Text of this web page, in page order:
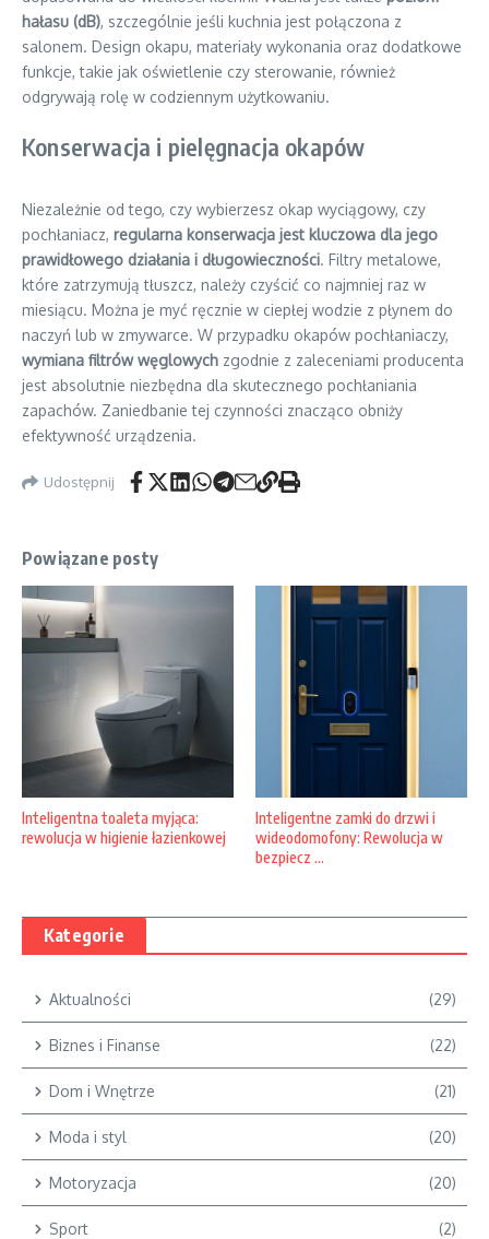
hałasu (dB), szczególnie jeśli kuchnia jest połączona z
salonem. Design okapu, materiały wykonania oraz dodatkowe
funkcje, takie jak oświetlenie czy sterowanie, również
odgrywają rolę w codziennym użytkowaniu.
Konserwacja i pielęgnacja okapów
Niezależnie od tego, czy wybierzesz okap wyciągowy, czy
pochłaniacz, regularna konserwacja jest kluczowa dla jego
prawidłowego działania i długowieczności. Filtry metalowe,
które zatrzymują tłuszcz, należy czyścić co najmniej raz w
miesiącu. Można je myć ręcznie w ciepłej wodzie z płynem do
naczyń lub w zmywarce. W przypadku okapów pochłaniaczy,
wymiana filtrów węglowych zgodnie z zaleceniami producenta
jest absolutnie niezbędna dla skutecznego pochłaniania
zapachów. Zaniedbanie tej czynności znacząco obniży
efektywność urządzenia.
Udostępnij
Powiązane posty
Inteligentna toaleta myjąca:
rewolucja w higienie łazienkowej
Inteligentne zamki do drzwi i
wideodomofony: Rewolucja w
bezpiecz ...
Kategorie
Aktualności (29)
Biznes i Finanse (22)
Dom i Wnętrze (21)
Moda i styl (20)
Motoryzacja (20)
Sport (2)